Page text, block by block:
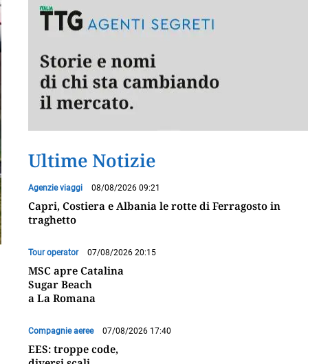
Ultime Notizie
Agenzie viaggi 08/08/2026 09:21
Capri, Costiera e Albania le rotte di Ferragosto in
traghetto
Tour operator 07/08/2026 20:15
MSC apre Catalina
Sugar Beach
a La Romana
Compagnie aeree 07/08/2026 17:40
EES: troppe code,